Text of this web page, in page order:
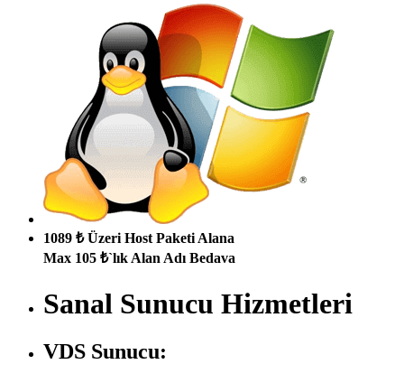
1089 ₺ Üzeri Host Paketi Alana
Max 105 ₺`lık Alan Adı Bedava
Sanal Sunucu Hizmetleri
VDS Sunucu: